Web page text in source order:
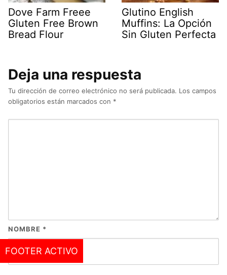
Dove Farm Freee
Gluten Free Brown
Bread Flour
Glutino English
Muffins: La Opción
Sin Gluten Perfecta
Deja una respuesta
Tu dirección de correo electrónico no será publicada. Los campos
obligatorios están marcados con *
NOMBRE *
FOOTER ACTIVO